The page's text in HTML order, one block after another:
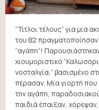
“Τίτλοι τέλους” για μια
του Β2 πραγματοποίησαν
“αγάπη”!
χιουμοριστικό
νοσταλγία,” βασισμένο
πέρασαν. Μια γιορτή που
την αγάπη,
παιδιά έπαιξαν,